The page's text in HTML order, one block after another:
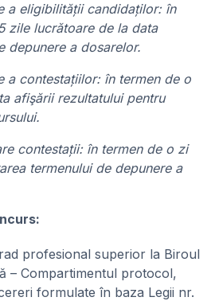
a eligibilității candidaților: în
zile lucrătoare de la data
depunere a dosarelor.
a contestațiilor: în termen de o
afişării rezultatului pentru
contestații: în termen de o zi
termenului de depunere a
profesional superior la Biroul
– Compartimentul protocol,
formulate în baza Legii nr.